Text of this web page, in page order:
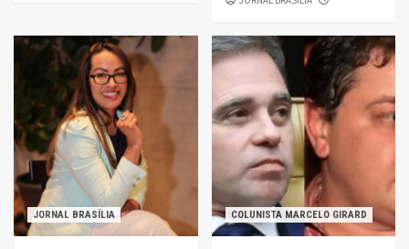
JORNAL BRASÍLIA COLUNISTA MARCELO GIRARD